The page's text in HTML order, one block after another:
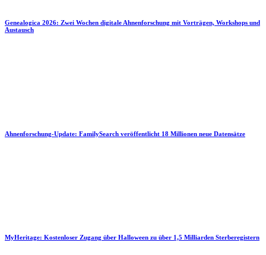
Genealogica 2026: Zwei Wochen digitale Ahnenforschung mit Vorträgen, Workshops und
Austausch
Ahnenforschung-Update: FamilySearch veröffentlicht 18 Millionen neue Datensätze
MyHeritage: Kostenloser Zugang über Halloween zu über 1,5 Milliarden Sterberegistern